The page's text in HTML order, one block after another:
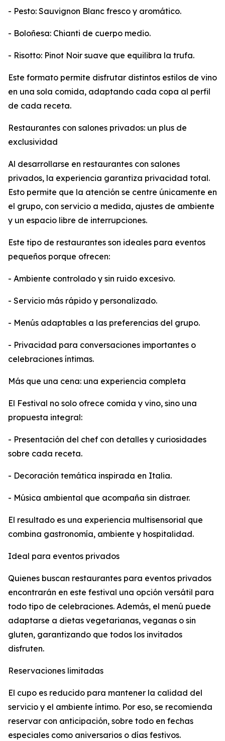
- Pesto: Sauvignon Blanc fresco y aromático.
- Boloñesa: Chianti de cuerpo medio.
- Risotto: Pinot Noir suave que equilibra la trufa.
Este formato permite disfrutar distintos estilos de vino
en una sola comida, adaptando cada copa al perfil
de cada receta.
Restaurantes con salones privados: un plus de
exclusividad
Al desarrollarse en restaurantes con salones
privados, la experiencia garantiza privacidad total.
Esto permite que la atención se centre únicamente en
el grupo, con servicio a medida, ajustes de ambiente
y un espacio libre de interrupciones.
Este tipo de restaurantes son ideales para eventos
pequeños porque ofrecen:
- Ambiente controlado y sin ruido excesivo.
- Servicio más rápido y personalizado.
- Menús adaptables a las preferencias del grupo.
- Privacidad para conversaciones importantes o
celebraciones íntimas.
Más que una cena: una experiencia completa
El Festival no solo ofrece comida y vino, sino una
propuesta integral:
- Presentación del chef con detalles y curiosidades
sobre cada receta.
- Decoración temática inspirada en Italia.
- Música ambiental que acompaña sin distraer.
El resultado es una experiencia multisensorial que
combina gastronomía, ambiente y hospitalidad.
Ideal para eventos privados
Quienes buscan restaurantes para eventos privados
encontrarán en este festival una opción versátil para
todo tipo de celebraciones. Además, el menú puede
adaptarse a dietas vegetarianas, veganas o sin
gluten, garantizando que todos los invitados
disfruten.
Reservaciones limitadas
El cupo es reducido para mantener la calidad del
servicio y el ambiente íntimo. Por eso, se recomienda
reservar con anticipación, sobre todo en fechas
especiales como aniversarios o días festivos.